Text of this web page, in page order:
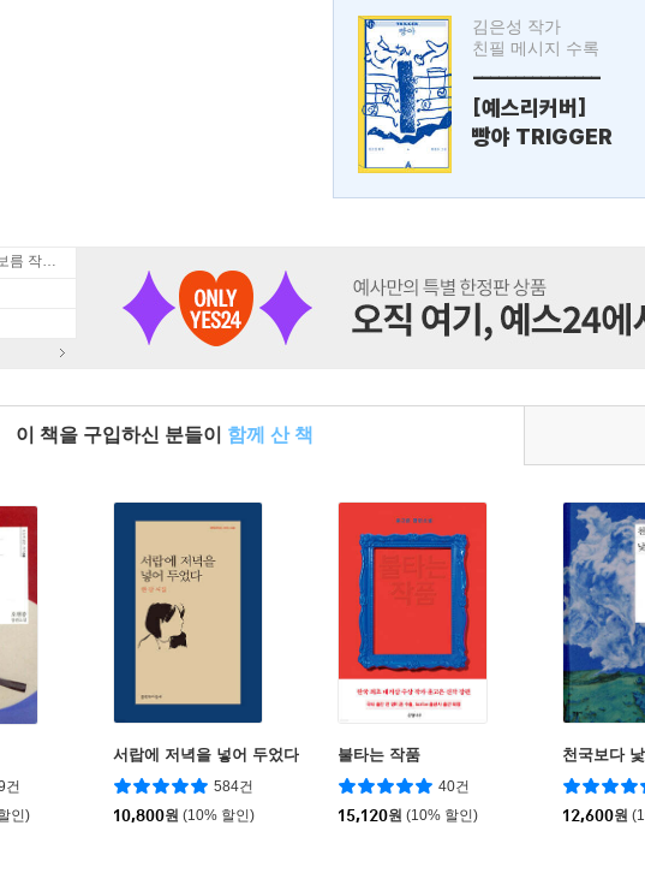
김은성 작가
친필 메시지 수록
---------------
[예스리커버]
빵야 TRIGGER
뮤지컬 〈휴남동 서점〉X 황보름 작가 북토크
이 책을 구입하신 분들이 함께 산 책
건
인)
서랍에 저녁을 넣어 두었다
584건
10,800원 (10% 할인)
불타는 작품
40건
15,120원 (10% 할인)
천국보다
12,600원